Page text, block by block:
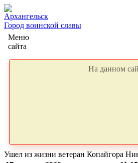
Архангельск
Город воинской славы
Меню
сайта
На данном
Ушел из жизни ветеран Копайгора